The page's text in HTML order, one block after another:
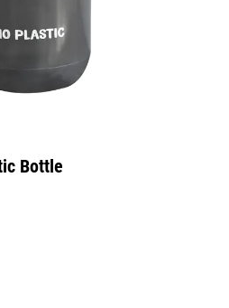
Bottle